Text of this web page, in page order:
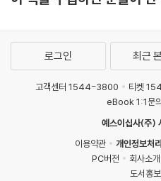
완전히 새로운 예술의 길을 탐색하다
단토는 미술이 다양한 형태와 질서
한 정의가 최소한으로 축소될 필요
기 위한 최소한의 조건으로, 작품이
변형되고, 그 오브제에 읽을 만한 의
미술품으로 인정받으려면 관람자가
로그인 최근
고객센터 1544-3800 티켓
eBook 1:1문
예스이십사(주)
이용약관
개인정보처
PC버전
회사소개
도서홍보